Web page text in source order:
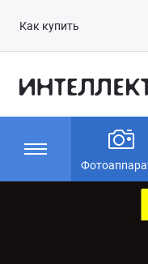
Как купить